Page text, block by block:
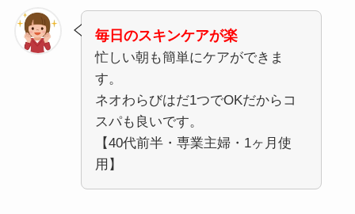
毎日のスキンケアが楽
忙しい朝も簡単にケアができま
す。
ネオわらびはだ1つでOKだからコ
スパも良いです。
【40代前半・専業主婦・1ヶ月使
用】